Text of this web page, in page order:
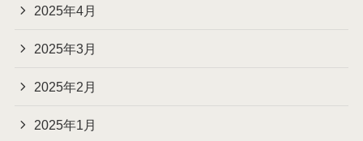
2025年4月
2025年3月
2025年2月
2025年1月